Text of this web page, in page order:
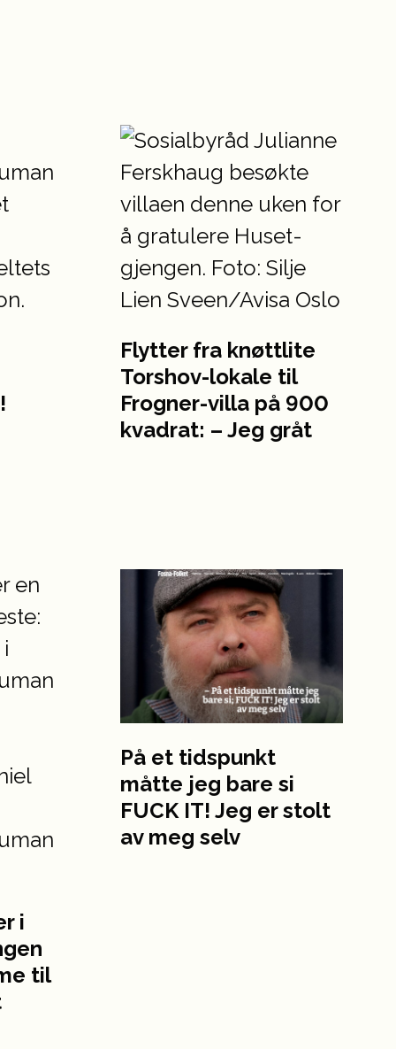
Flytter fra knøttlite
Torshov-lokale til
Frogner-villa på 900
kvadrat: – Jeg gråt
i
til
På et tidspunkt
måtte jeg bare si
FUCK IT! Jeg er stolt
av meg selv